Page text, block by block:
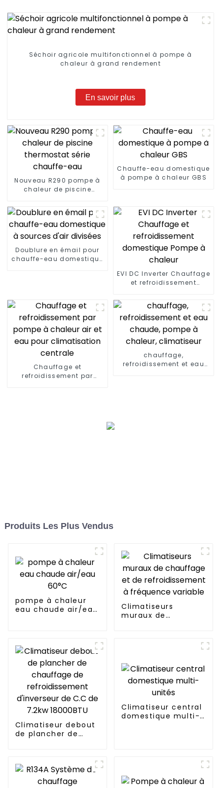
Séchoir agricole multifonctionnel à pompe à
chaleur à grand rendement
En savoir plus
Nouveau R290 pompe à
chaleur de piscine
chauffe-eau
Chauffe-eau domestique
à pompe à chaleur GBS
Doublure en émail pour
chauffe-eau domestique
EVI DC Inverter Chauffage
et refroidissement
Chauffage et
refroidissement par
chauffage,
refroidissement et eau
Produits Les Plus Vendus
pompe à chaleur
eau chaude air/eau
Climatiseurs
muraux de
Climatiseur debout
de plancher de
de 7.2kw 18000BTU
Climatiseur central
domestique multi-